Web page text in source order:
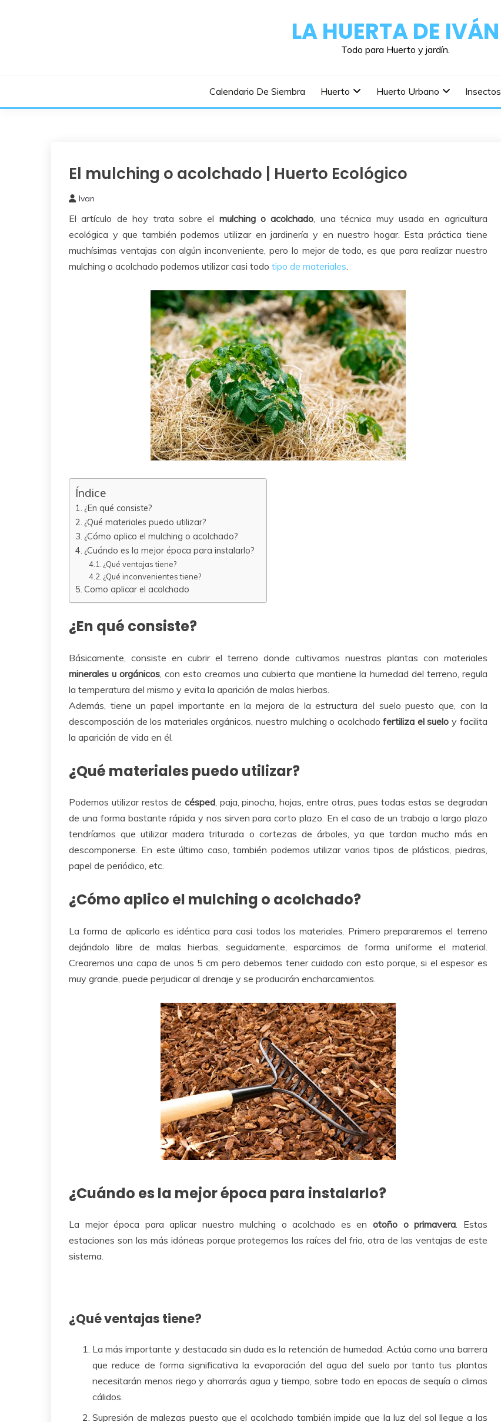
LA HUERTA DE IVÁN
Todo para Huerto y jardín.
Calendario De Siembra Huerto Huerto Urbano Insectos
Comenzar
El mulching o acolchado | Huerto Ecológico
septiembre,
2015
Ivan
El artículo de hoy trata sobre el mulching o acolchado, una técnica muy usada en agricultura
ecológica y que también podemos utilizar en jardinería y en nuestro hogar. Esta práctica tiene
muchísimas ventajas con algún inconveniente, pero lo mejor de todo, es que para realizar nuestro
mulching o acolchado podemos utilizar casi todo tipo de materiales.
Índice
¿En qué consiste?
¿Qué materiales puedo utilizar?
¿Cómo aplico el mulching o acolchado?
¿Cuándo es la mejor época para instalarlo?
¿Qué ventajas tiene?
¿Qué inconvenientes tiene?
Como aplicar el acolchado
¿En qué consiste?
Básicamente, consiste en cubrir el terreno donde cultivamos nuestras plantas con materiales
minerales u orgánicos , con esto creamos una cubierta que mantiene la humedad del terreno, regula
la temperatura del mismo y evita la aparición de malas hierbas.
Además, tiene un papel importante en la mejora de la estructura del suelo puesto que, con la
descomposción de los materiales orgánicos, nuestro mulching o acolchadofertiliza el suelo y facilita
la aparición de vida en él.
¿Qué materiales puedo utilizar?
Podemos utilizar restos de césped, paja, pinocha, hojas, entre otras, pues todas estas se degradan
de una forma bastante rápida y nos sirven para corto plazo. En el caso de un trabajo a largo plazo
tendríamos que utilizar madera triturada o cortezas de árboles, ya que tardan mucho más en
descomponerse. En este último caso, también podemos utilizar varios tipos de plásticos, piedras,
papel de periódico, etc.
¿Cómo aplico el mulching o acolchado?
La forma de aplicarlo es idéntica para casi todos los materiales. Primero prepararemos el terreno
dejándolo libre de malas hierbas, seguidamente, esparcimos de forma uniforme el material.
Crearemos una capa de unos 5 cm pero debemos tener cuidado con esto porque, si el espesor es
muy grande, puede perjudicar al drenaje y se producirán encharcamientos.
¿Cuándo es la mejor época para instalarlo?
La mejor época para aplicar nuestro mulching o acolchado es enotoño o primavera. Estas
estaciones son las más idóneas porque protegemos las raíces del frio, otra de las ventajas de este
sistema.
¿Qué ventajas tiene?
La más importante y destacada sin duda es la retención de humedad. Actúa como una barrera
que reduce de forma significativa la evaporación del agua del suelo por tanto tus plantas
necesitarán menos riego y ahorrarás agua y tiempo, sobre todo en epocas de sequía o climas
cálidos.
Supresión de malezas puesto que el acolchado también impide que la luz del sol llegue a las